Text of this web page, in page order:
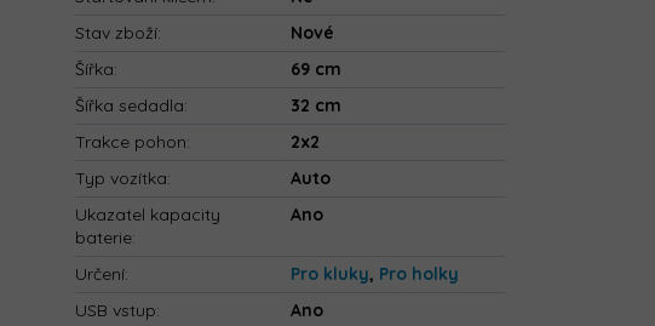
Stav zboží:
Nové
Šířka:
69 cm
Šířka sedadla:
32 cm
Trakce pohon:
2x2
Typ vozítka:
Auto
Ukazatel kapacity
baterie:
Ano
Určení: Pro kluky, Pro holky
USB vstup:
Ano